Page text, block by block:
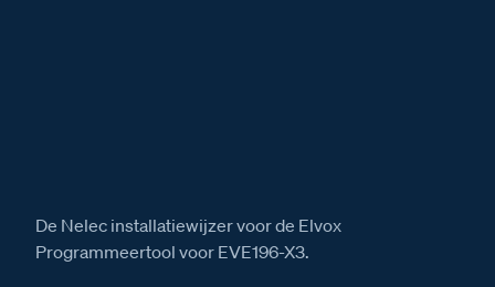
De Nelec installatiewijzer voor de Elvox
Programmeertool voor EVE196-X3.